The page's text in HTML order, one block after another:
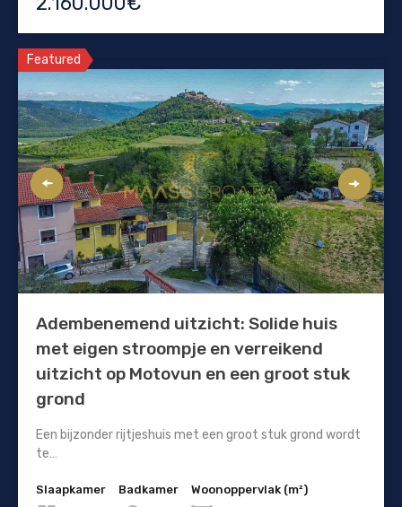
Featured
Adembenemend uitzicht: Solide huis
met eigen stroompje en verreikend
uitzicht op Motovun en een groot stuk
grond
Een bijzonder rijtjeshuis met een groot stuk grond wordt
te…
Slaapkamer
Badkamer
Woonoppervlak (m²)